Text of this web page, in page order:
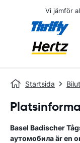
Vi jämför
Startsida
Basel Badischer
аутомобилаär en